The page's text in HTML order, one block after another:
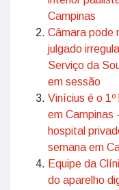
Campinas
Câmara pode
julgado
Serviço da
em sessão
Vinícius é o
em Campinas
hospital
semana em
Equipe da
do aparelho